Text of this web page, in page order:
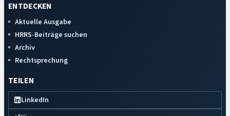
ENTDECKEN
Aktuelle Ausgabe
HRRS-Beiträge suchen
Archiv
Rechtsprechung
TEILEN
LinkedIn